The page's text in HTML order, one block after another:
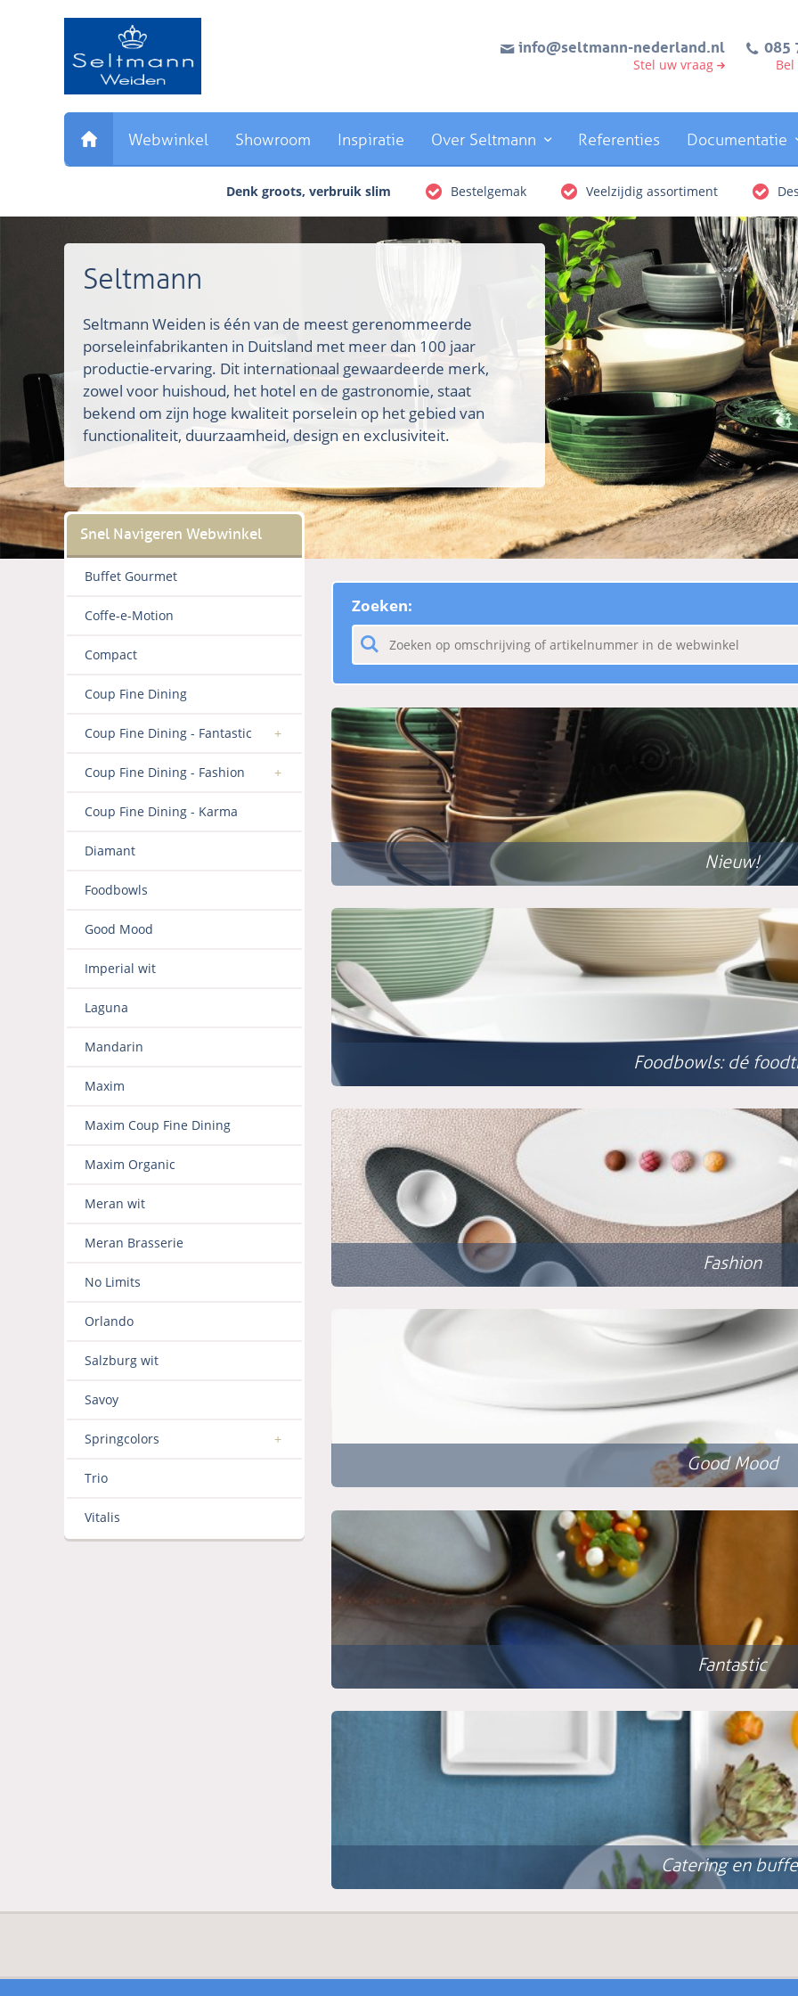
Direct
info@seltmann-nederland.nl
Stel uw vraag
085
Webwinkel Showroom Inspiratie Over Seltmann Referenties Documentatie
Denk groots, verbruik slim Bestelgemak Veelzijdig assortiment
Seltmann
Seltmann Weiden is één van de meest gerenommeerde
porseleinfabrikanten in Duitsland met meer dan 100 jaar
productie-ervaring. Dit internationaal gewaardeerde merk,
zowel voor huishoud, het hotel en de gastronomie, staat
bekend om zijn hoge kwaliteit porselein op het gebied van
functionaliteit, duurzaamheid, design en exclusiviteit.
Buffet Gourmet
Coffe-e-Motion
Compact
Coup Fine Dining
Coup Fine Dining - Fantastic
Coup Fine Dining - Fashion
Coup Fine Dining - Karma
Diamant
Foodbowls
Good Mood
Imperial wit
Laguna
Mandarin
Maxim
Maxim Coup Fine Dining
Maxim Organic
Meran wit
Meran Brasserie
No Limits
Orlando
Salzburg wit
Savoy
Springcolors
Trio
Vitalis
Zoeken:
Nieuw!
Foodbowls: dé
Fashion
Good Mood
Fantastic
Catering en